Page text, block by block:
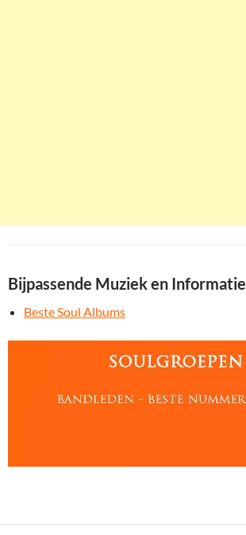
Bijpassende Muziek en Informatie
Beste Soul Albums